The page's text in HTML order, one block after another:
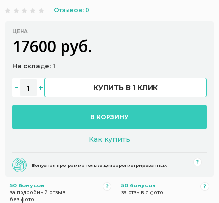
Отзывов: 0
ЦЕНА
17600 руб.
На складе: 1
КУПИТЬ В 1 КЛИК
В КОРЗИНУ
Как купить
Бонусная программа только для зарегистрированных
50 бонусов
за подробный отзыв
без фото
50 бонусов
за отзыв с фото